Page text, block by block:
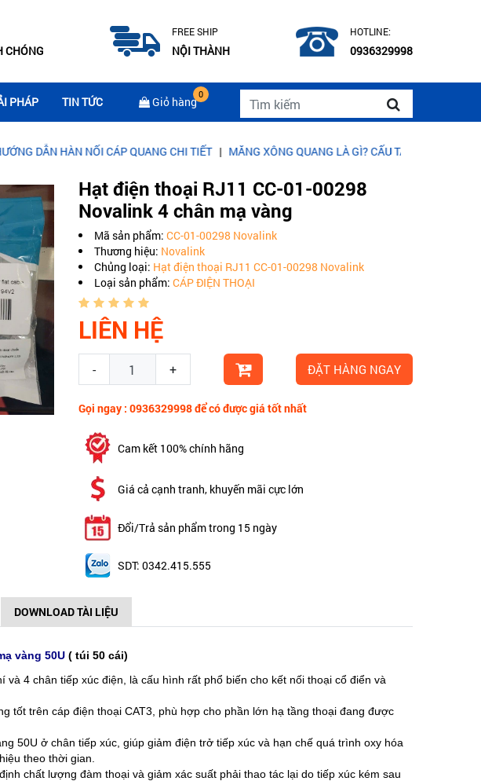
CHÓNG
FREE SHIP
NỘI THÀNH
HOTLINE:
0936329998
PHÁP TIN TỨC Giỏ hàng
0
HÀN NỐI CÁP QUANG CHI TIẾT|MĂNG XÔNG QUANG LÀ GÌ? CẤU TẠO CỦA MĂNG XÔNG
Hạt điện thoại RJ11 CC-01-00298
Novalink 4 chân mạ vàng
Mã sản phẩm: CC-01-00298 Novalink
Thương hiệu: Novalink
Chủng loại: Hạt điện thoại RJ11 CC-01-00298 Novalink
Loại sản phẩm: CÁP ĐIỆN THOẠI
LIÊN HỆ
- + ĐẶT HÀNG NGAY
Gọi ngay : 0936329998 để có được giá tốt nhất
Cam kết 100% chính hãng
Giá cả cạnh tranh, khuyến mãi cực lớn
Đổi/Trả sản phẩm trong 15 ngày
SDT: 0342.415.555
DOWNLOAD TÀI LIỆU
vàng 50U ( túi 50 cái)
4 chân tiếp xúc điện, là cấu hình rất phổ biến cho kết nối thoại cổ điển và
tốt trên cáp điện thoại CAT3, phù hợp cho phần lớn hạ tầng thoại đang được
50U ở chân tiếp xúc, giúp giảm điện trở tiếp xúc và hạn chế quá trình oxy hóa
theo thời gian.​
chất lượng đàm thoại và giảm xác suất phải thao tác lại do tiếp xúc kém sau